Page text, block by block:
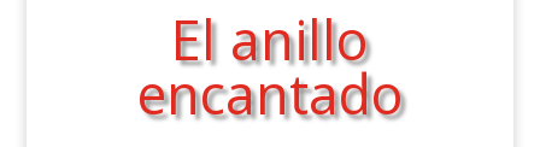
El anillo
encantado